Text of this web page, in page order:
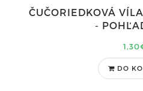
ČUČORIEDKOVÁ
-
DO